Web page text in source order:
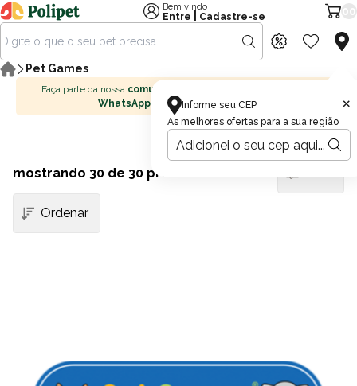
Informe seu CEP
As melhores ofertas para a sua região
×
Bem vindo
Entre
Cadastre-se
Pet Games
Faça parte da nossa comunidade no
WhatsApp
mostrando 30 de 30 produtos Filtros